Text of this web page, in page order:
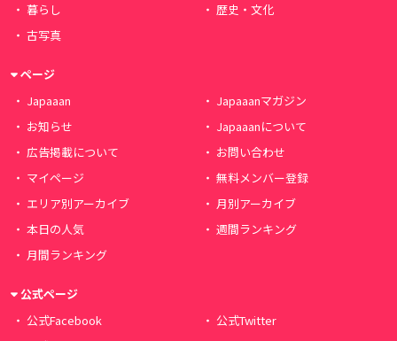
暮らし
歴史・文化
古写真
ページ
Japaaan
Japaaanマガジン
お知らせ
Japaaanについて
広告掲載について
お問い合わせ
マイページ
無料メンバー登録
エリア別アーカイブ
月別アーカイブ
本日の人気
週間ランキング
月間ランキング
公式ページ
公式Facebook
公式Twitter